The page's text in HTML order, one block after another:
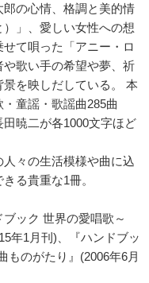
郎の心情、格調と美的情
」、愛しい女性への想
て唄った「アニー・ロ
歌い手の希望や夢、祈
を映しだしている。 本
童謡・歌謡曲285曲
暁二が各1000文字ほど
々の生活模様や曲に込
る貴重な1冊。
ック 世界の愛唱歌～
年1月刊)、『ハンドブッ
ものがたり』(2006年6月